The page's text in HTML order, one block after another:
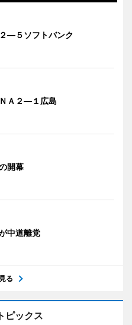
―５ソフトバンク
Ａ２―１広島
開幕
中道離党
る
ピックス